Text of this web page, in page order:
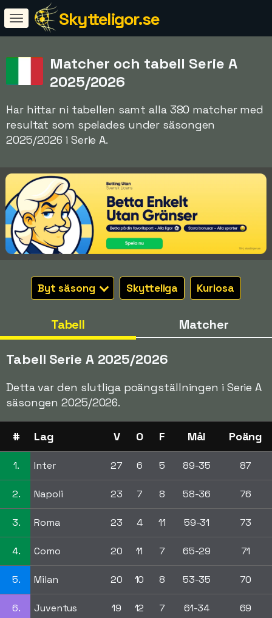
Skytteligor.se
Matcher och tabell Serie A
2025/2026
Har hittar ni tabellen samt alla 380 matcher med
resultat som spelades under säsongen
2025/2026 i Serie A.
Byt säsong Skytteliga Kuriosa
Tabell Matcher
Tabell Serie A 2025/2026
Detta var den slutliga poängställningen i Serie A
säsongen 2025/2026.
# Lag V O F Mål Poäng
1. Inter 27 6 5 89-35 87
2. Napoli 23 7 8 58-36 76
3. Roma 23 4 11 59-31 73
4. Como 20 11 7 65-29 71
5. Milan 20 10 8 53-35 70
6. Juventus 19 12 7 61-34 69